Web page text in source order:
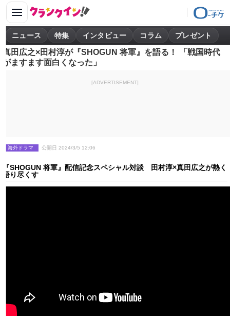
ニュース 特集 インタビュー コラム プレゼント
真田広之×田村淳が『SHOGUN 将軍』を語る！ 「戦国時代
がますます面白くなった」
[ADVERTISEMENT]
海外ドラマ 公開日 2024/3/5 12:06
『SHOGUN 将軍』配信記念スペシャル対談 田村淳×真田広之が熱く
語り尽くす